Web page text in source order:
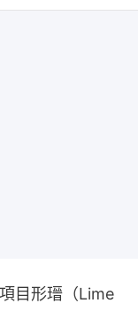
目形瑨（Lime